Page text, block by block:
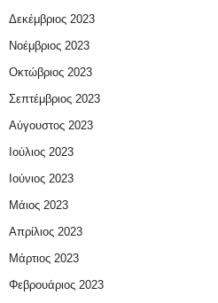
Δεκέμβριος 2023
Νοέμβριος 2023
Οκτώβριος 2023
Σεπτέμβριος 2023
Αύγουστος 2023
Ιούλιος 2023
Ιούνιος 2023
Μάιος 2023
Απρίλιος 2023
Μάρτιος 2023
Φεβρουάριος 2023